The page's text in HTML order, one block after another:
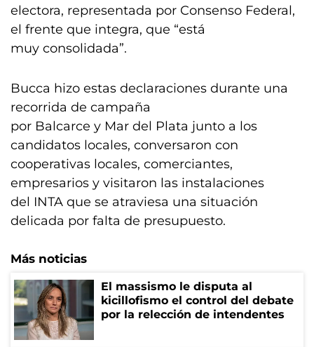
electora, representada por Consenso Federal,
el frente que integra, que “está
muy consolidada”.
Bucca hizo estas declaraciones durante una
recorrida de campaña
por Balcarce y Mar del Plata junto a los
candidatos locales, conversaron con
cooperativas locales, comerciantes,
empresarios y visitaron las instalaciones
del INTA que se atraviesa una situación
delicada por falta de presupuesto.
Más noticias
El massismo le disputa al
kicillofismo el control del debate
por la relección de intendentes